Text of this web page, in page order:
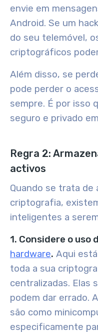
envie em
Android. Se um
do seu telemóvel,
criptográficos
Além disso, se
pode perder o
sempre. É por isso
seguro e privado
Regra 2:
activos
Quando se trata de
criptografia,
inteligentes a
1. Considere o uso
hardware. Aqui
toda a sua
centralizadas. Elas
podem dar errado.
são como
especificamente